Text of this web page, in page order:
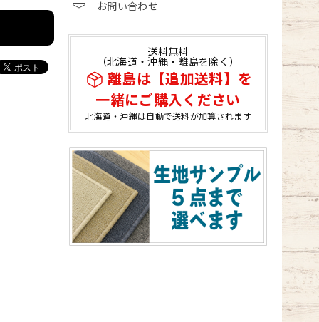
お問い合わせ
送料無料
（北海道・沖縄・離島を除く）
離島は【追加送料】を
一緒にご購入ください
北海道・沖縄は自動で送料が加算されます